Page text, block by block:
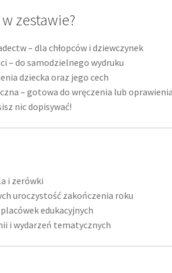
zestawie?
– dla chłopców i dziewczynek
– do samodzielnego wydruku
dziecka oraz jego cech
– gotowa do wręczenia lub oprawienia
nic dopisywać!
i zerówki
uroczystość zakończenia roku
edukacyjnych
i wydarzeń tematycznych